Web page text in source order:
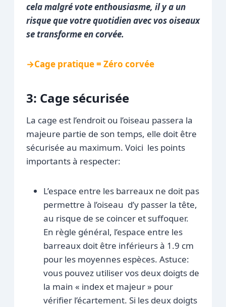
cela malgré vote enthousiasme, il y a un
risque que votre quotidien avec vos oiseaux
se transforme en corvée.
→Cage pratique = Zéro corvée
3: Cage sécurisée
La cage est l’endroit ou l’oiseau passera la
majeure partie de son temps, elle doit être
sécurisée au maximum. Voici les points
importants à respecter:
L’espace entre les barreaux ne doit pas
permettre à l’oiseau d’y passer la tête,
au risque de se coincer et suffoquer.
En règle général, l’espace entre les
barreaux doit être inférieurs à 1.9 cm
pour les moyennes espèces. Astuce:
vous pouvez utiliser vos deux doigts de
la main « index et majeur » pour
vérifier l’écartement. Si les deux doigts